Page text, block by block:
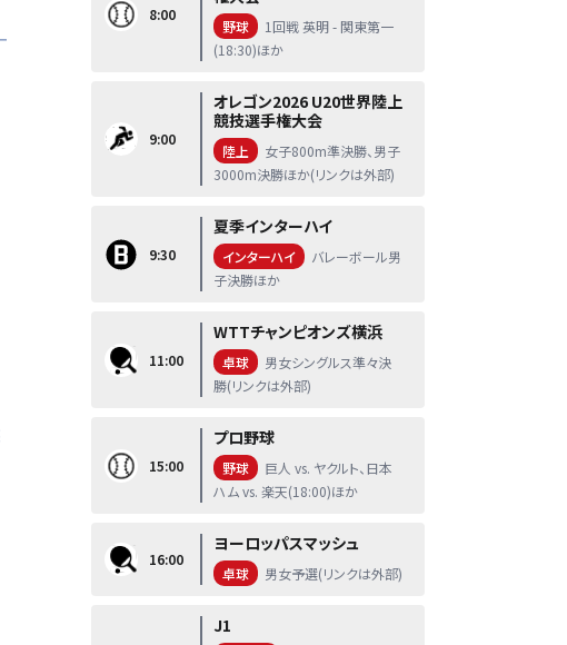
8:00
野球
1回戦 英明 - 関東第一
(18:30)ほか
9:00
オレゴン2026 U20世界陸上
競技選手権大会
陸上
女子800m準決勝、男子
3000m決勝ほか(リンクは外部)
9:30
夏季インターハイ
インターハイ
バレーボール男
子決勝ほか
11:00
WTTチャンピオンズ横浜
卓球
男女シングルス準々決
勝(リンクは外部)
15:00
プロ野球
野球
巨人 vs. ヤクルト、日本
ハム vs. 楽天(18:00)ほか
16:00
ヨーロッパスマッシュ
卓球 男女予選(リンクは外部)
J1